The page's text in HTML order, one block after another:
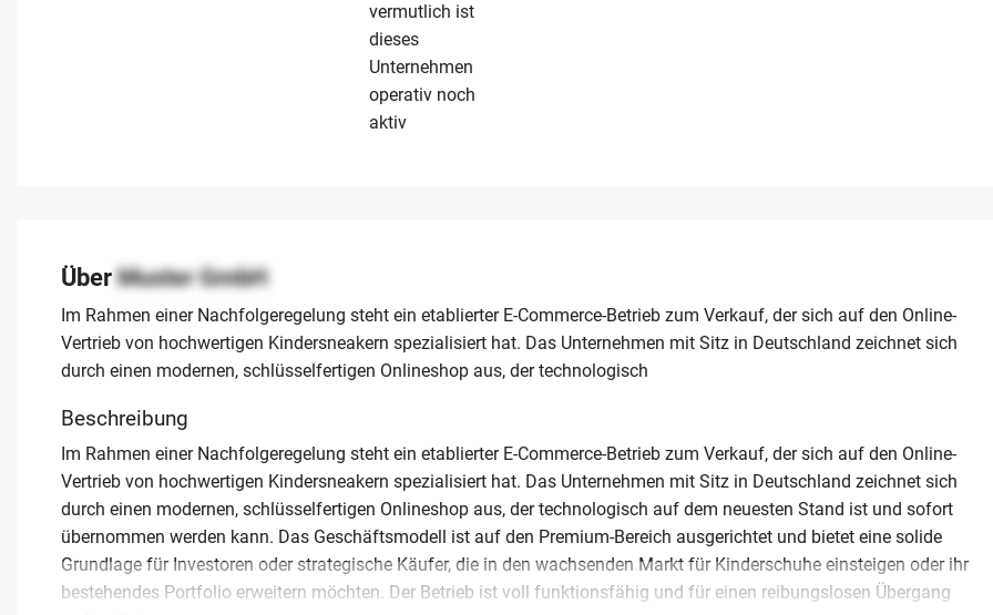
vermutlich ist
dieses
Unternehmen
operativ noch
aktiv
ÜberMuster GmbH
Im Rahmen einer Nachfolgeregelung steht ein etablierter E-Commerce-Betrieb zum Verkauf, der sich auf den Online-
Vertrieb von hochwertigen Kindersneakern spezialisiert hat. Das Unternehmen mit Sitz in Deutschland zeichnet sich
durch einen modernen, schlüsselfertigen Onlineshop aus, der technologisch
Beschreibung
Im Rahmen einer Nachfolgeregelung steht ein etablierter E-Commerce-Betrieb zum Verkauf, der sich auf den Online-
Vertrieb von hochwertigen Kindersneakern spezialisiert hat. Das Unternehmen mit Sitz in Deutschland zeichnet sich
durch einen modernen, schlüsselfertigen Onlineshop aus, der technologisch auf dem neuesten Stand ist und sofort
übernommen werden kann. Das Geschäftsmodell ist auf den Premium-Bereich ausgerichtet und bietet eine solide
Grundlage für Investoren oder strategische Käufer, die in den wachsenden Markt für Kinderschuhe einsteigen oder ihr
bestehendes Portfolio erweitern möchten. Der Betrieb ist voll funktionsfähig und für einen reibungslosen Übergang